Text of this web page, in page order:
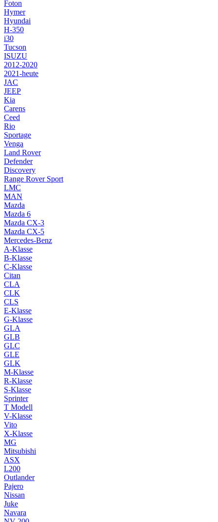
Foton
Hymer
Hyundai
H-350
i30
Tucson
ISUZU
2012-2020
2021-heute
JAC
JEEP
Kia
Carens
Ceed
Rio
Sportage
Venga
Land Rover
Defender
Discovery
Range Rover Sport
LMC
MAN
Mazda
Mazda 6
Mazda CX-3
Mazda CX-5
Mercedes-Benz
A-Klasse
B-Klasse
C-Klasse
Citan
CLA
CLK
CLS
E-Klasse
G-Klasse
GLA
GLB
GLC
GLE
GLK
M-Klasse
R-Klasse
S-Klasse
Sprinter
T Modell
V-Klasse
Vito
X-Klasse
MG
Mitsubishi
ASX
L200
Outlander
Pajero
Nissan
Juke
Navara